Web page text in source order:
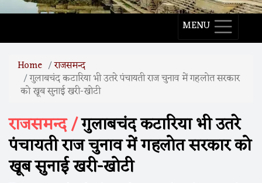
MENU
Home राजसमन्द
गुलाबचंद कटारिया भी उतरे पंचायती राज चुनाव में गहलोत सरकार
को खूब सुनाई खरी-खोटी
राजसमन्द /गुलाबचंद कटारिया भी उतरे
पंचायती राज चुनाव में गहलोत सरकार को
खूब सुनाई खरी-खोटी